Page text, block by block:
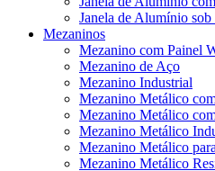
Janela de Alumínio sob
Mezaninos
Mezanino com Painel
Mezanino de Aço
Mezanino Industrial
Mezanino Metálico
Mezanino Metálico
Mezanino Metálico
Mezanino Metálico
Mezanino Metálico